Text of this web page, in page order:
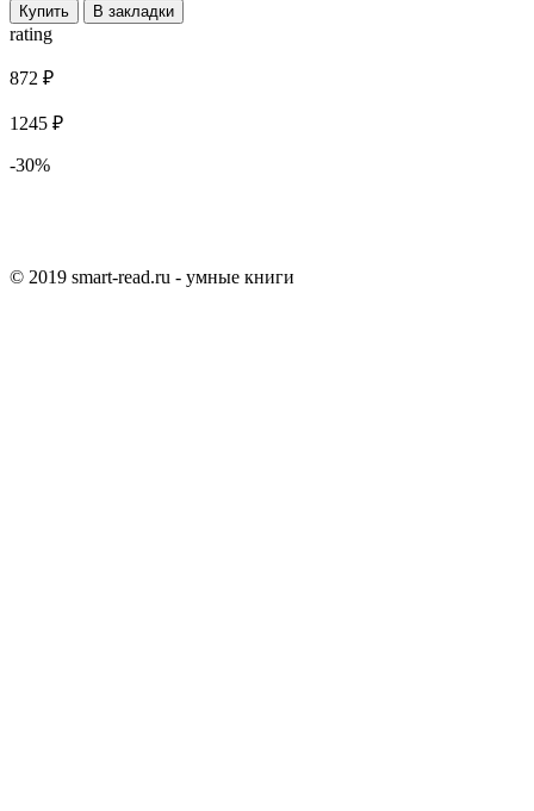
Купить В закладки
rating
872 ₽
1245 ₽
-30%
© 2019 smart-read.ru - умные книги